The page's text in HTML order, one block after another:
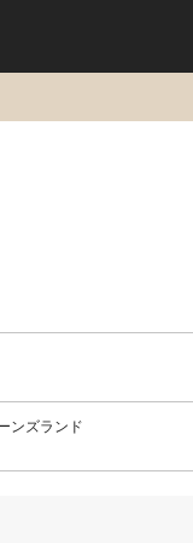
ンズランド